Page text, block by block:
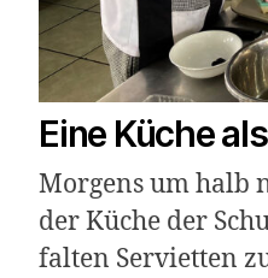
Eine Küche
Morgens um halb
der Küche der
falten Servietten